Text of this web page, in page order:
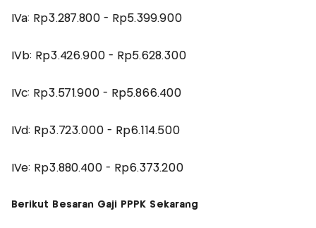
IVa: Rp3.287.800 - Rp5.399.900
IVb: Rp3.426.900 - Rp5.628.300
IVc: Rp3.571.900 - Rp5.866.400
IVd: Rp3.723.000 - Rp6.114.500
IVe: Rp3.880.400 - Rp6.373.200
Berikut Besaran Gaji PPPK Sekarang